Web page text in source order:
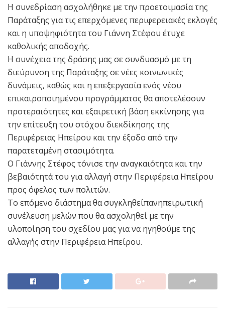
Η συνεδρίαση ασχολήθηκε με την προετοιμασία της
Παράταξης για τις επερχόμενες περιφερειακές εκλογές
και η υποψηφιότητα του Γιάννη Στέφου έτυχε
καθολικής αποδοχής.
Η συνέχεια της δράσης μας σε συνδυασμό με τη
διεύρυνση της Παράταξης σε νέες κοινωνικές
δυνάμεις, καθώς και η επεξεργασία ενός νέου
επικαιροποιημένου προγράμματος θα αποτελέσουν
προτεραιότητες και εξαιρετική βάση εκκίνησης για
την επίτευξη του στόχου διεκδίκησης της
Περιφέρειας Ηπείρου και την έξοδο από την
παρατεταμένη στασιμότητα.
Ο Γιάννης Στέφος τόνισε την αναγκαιότητα και την
βεβαιότητά του για αλλαγή στην Περιφέρεια Ηπείρου
προς όφελος των πολιτών.
Το επόμενο διάστημα θα συγκληθείπανηπειρωτική
συνέλευση μελών που θα ασχοληθεί με την
υλοποίηση του σχεδίου μας για να ηγηθούμε της
αλλαγής στην Περιφέρεια Ηπείρου.